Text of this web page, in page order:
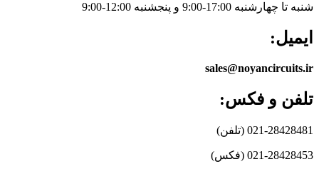
شنبه تا چهارشنبه 17:00-9:00 و پنجشنبه 12:00-9:00
ایمیل:
sales@noyancircuits.ir
تلفن و فکس:
021-28428481 (تلفن)
021-28428453 (فکس)